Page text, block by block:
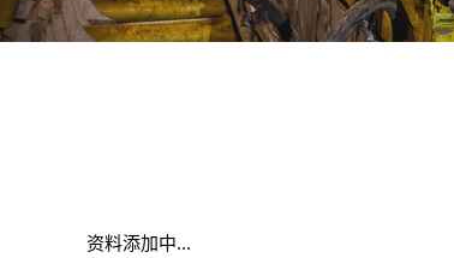
资料添加中...